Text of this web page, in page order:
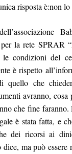
risposta è:non lo
la rete SPRAR
le condizioni del
è rispetto
quello che
avranno, cosa
che fine faranno.
è stata fatta, e
dei ricorsi ai
ma può essere